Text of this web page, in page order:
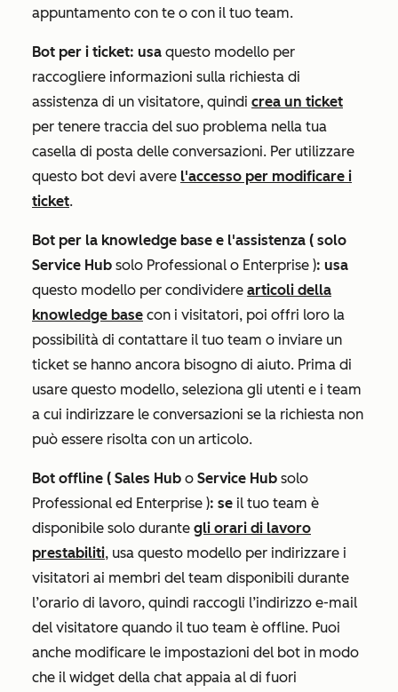
appuntamento con te o con il tuo team.
Bot per i ticket: usa questo modello per
raccogliere informazioni sulla richiesta di
assistenza di un visitatore, quindi crea un ticket
per tenere traccia del suo problema nella tua
casella di posta delle conversazioni. Per utilizzare
questo bot devi avere l'accesso per modificare i
ticket.
Bot per la knowledge base e l'assistenza ( solo
Service Hub solo Professional o Enterprise ): usa
questo modello per condividere articoli della
knowledge base con i visitatori, poi offri loro la
possibilità di contattare il tuo team o inviare un
ticket se hanno ancora bisogno di aiuto. Prima di
usare questo modello, seleziona gli utenti e i team
a cui indirizzare le conversazioni se la richiesta non
può essere risolta con un articolo.
Bot offline ( Sales Hub o Service Hub solo
Professional ed Enterprise ): se il tuo team è
disponibile solo durante gli orari di lavoro
prestabiliti, usa questo modello per indirizzare i
visitatori ai membri del team disponibili durante
l’orario di lavoro, quindi raccogli l’indirizzo e-mail
del visitatore quando il tuo team è offline. Puoi
anche modificare le impostazioni del bot in modo
che il widget della chat appaia al di fuori